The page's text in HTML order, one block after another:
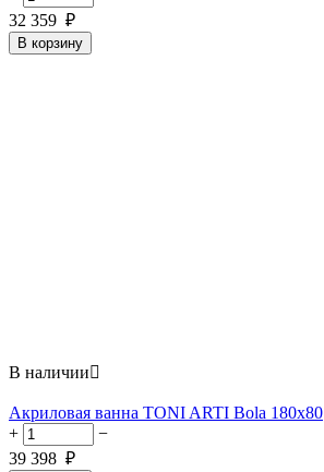
32 359 ₽
В корзину
В наличии
Акриловая ванна TONI ARTI Bola 180x80
+
−
39 398 ₽